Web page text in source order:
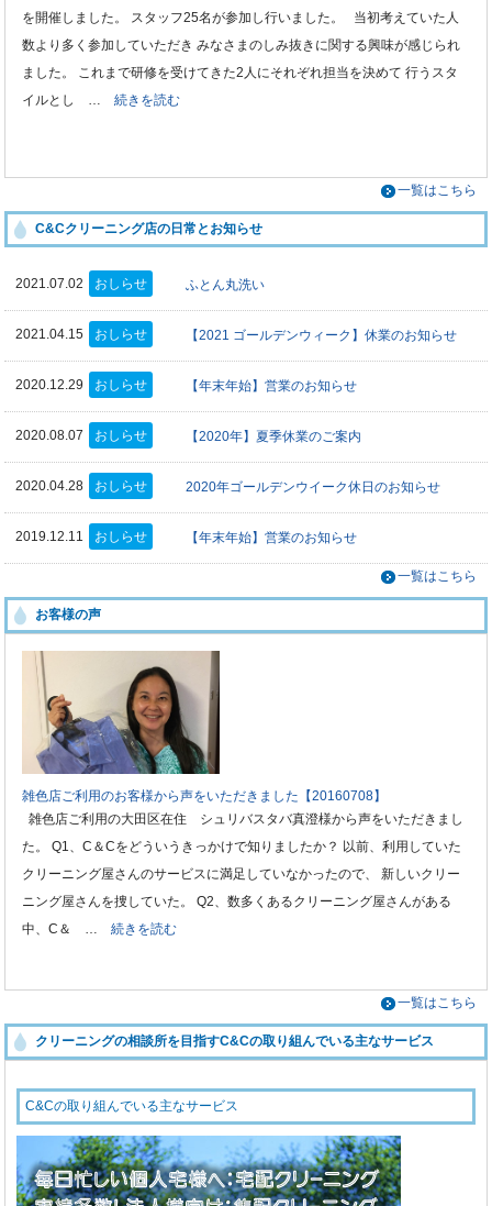
一覧はこちら
を開催しました。 スタッフ25名が参加し行いました。 当初考えていた人
数より多く参加していただき みなさまのしみ抜きに関する興味が感じられ
ました。 これまで研修を受けてきた2人にそれぞれ担当を決めて 行うスタ
イルとし …続きを読む
C&Cクリーニング店の日常とお知らせ
一覧はこちら
2021.07.02 おしらせ ふとん丸洗い
2021.04.15 おしらせ 【2021 ゴールデンウィーク】休業のお知らせ
2020.12.29 おしらせ 【年末年始】営業のお知らせ
2020.08.07 おしらせ 【2020年】夏季休業のご案内
2020.04.28 おしらせ 2020年ゴールデンウイーク休日のお知らせ
2019.12.11 おしらせ 【年末年始】営業のお知らせ
お客様の声
一覧はこちら
雑色店ご利用のお客様から声をいただきました【20160708】
雑色店ご利用の大田区在住 シュリバスタバ真澄様から声をいただきまし
た。 Q1、C＆Cをどういうきっかけで知りましたか？ 以前、利用していた
クリーニング屋さんのサービスに満足していなかったので、 新しいクリー
ニング屋さんを捜していた。 Q2、数多くあるクリーニング屋さんがある
中、C＆ …続きを読む
クリーニングの相談所を目指すC&Cの取り組んでいる主なサービス
C&Cの取り組んでいる主なサービス